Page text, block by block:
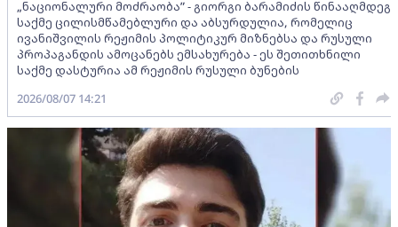
„ნაციონალური მოძრაობა” - გიორგი ბარამიძის წინააღმდეგ
საქმე ცილისმწამებლური და აბსურდულია, რომელიც
ივანიშვილის რეჟიმის პოლიტიკურ მიზნებსა და რუსული
პროპაგანდის ამოცანებს ემსახურება - ეს შეთითხნილი
საქმე დასტურია ამ რეჟიმის რუსული ბუნების
2026/08/07 14:21